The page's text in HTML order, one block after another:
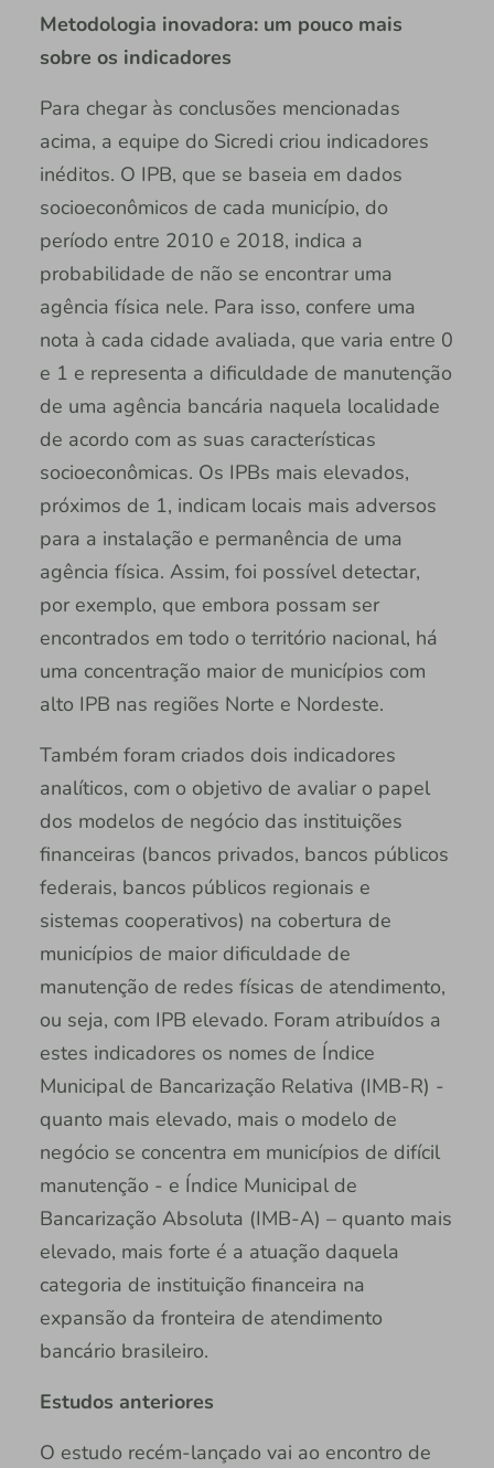
Metodologia inovadora: um pouco mais
sobre os indicadores
Para chegar às conclusões mencionadas
acima, a equipe do Sicredi criou indicadores
inéditos. O IPB, que se baseia em dados
socioeconômicos de cada município, do
período entre 2010 e 2018, indica a
probabilidade de não se encontrar uma
agência física nele. Para isso, confere uma
nota à cada cidade avaliada, que varia entre 0
e 1 e representa a dificuldade de manutenção
de uma agência bancária naquela localidade
de acordo com as suas características
socioeconômicas. Os IPBs mais elevados,
próximos de 1, indicam locais mais adversos
para a instalação e permanência de uma
agência física. Assim, foi possível detectar,
por exemplo, que embora possam ser
encontrados em todo o território nacional, há
uma concentração maior de municípios com
alto IPB nas regiões Norte e Nordeste.
Também foram criados dois indicadores
analíticos, com o objetivo de avaliar o papel
dos modelos de negócio das instituições
financeiras (bancos privados, bancos públicos
federais, bancos públicos regionais e
sistemas cooperativos) na cobertura de
municípios de maior dificuldade de
manutenção de redes físicas de atendimento,
ou seja, com IPB elevado. Foram atribuídos a
estes indicadores os nomes de Índice
Municipal de Bancarização Relativa (IMB-R) -
quanto mais elevado, mais o modelo de
negócio se concentra em municípios de difícil
manutenção - e Índice Municipal de
Bancarização Absoluta (IMB-A) – quanto mais
elevado, mais forte é a atuação daquela
categoria de instituição financeira na
expansão da fronteira de atendimento
bancário brasileiro.
Estudos anteriores
O estudo recém-lançado vai ao encontro de